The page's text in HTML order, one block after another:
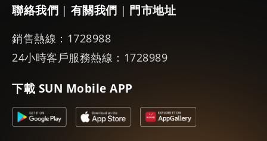
聯絡我們 | 有關我們 | 門市地址
銷售熱線：1728988
24小時客戶服務熱線：1728989
下載 SUN Mobile APP